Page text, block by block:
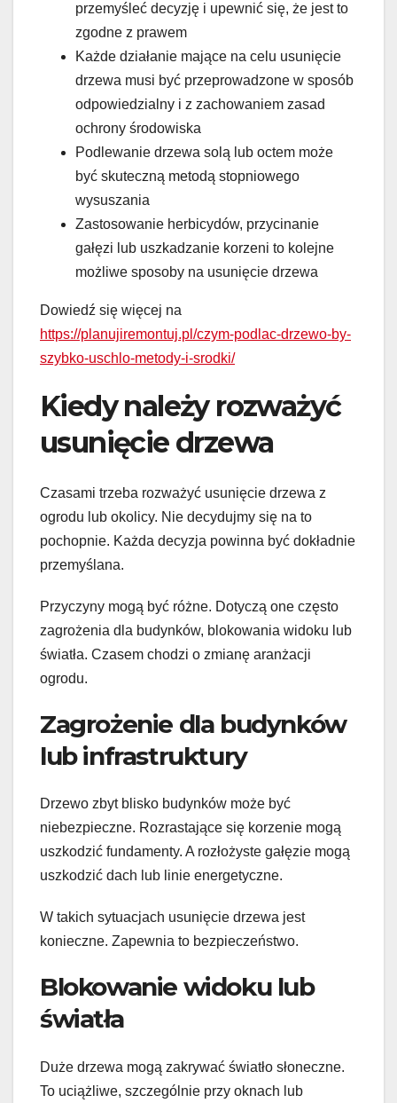
przemyśleć decyzję i upewnić się, że jest to
zgodne z prawem
Każde działanie mające na celu usunięcie
drzewa musi być przeprowadzone w sposób
odpowiedzialny i z zachowaniem zasad
ochrony środowiska
Podlewanie drzewa solą lub octem może
być skuteczną metodą stopniowego
wysuszania
Zastosowanie herbicydów, przycinanie
gałęzi lub uszkadzanie korzeni to kolejne
możliwe sposoby na usunięcie drzewa
Dowiedź się więcej na
https://planujiremontuj.pl/czym-podlac-drzewo-by-
szybko-uschlo-metody-i-srodki/
Kiedy należy rozważyć
usunięcie drzewa
Czasami trzeba rozważyć usunięcie drzewa z
ogrodu lub okolicy. Nie decydujmy się na to
pochopnie. Każda decyzja powinna być dokładnie
przemyślana.
Przyczyny mogą być różne. Dotyczą one często
zagrożenia dla budynków, blokowania widoku lub
światła. Czasem chodzi o zmianę aranżacji
ogrodu.
Zagrożenie dla budynków
lub infrastruktury
Drzewo zbyt blisko budynków może być
niebezpieczne. Rozrastające się korzenie mogą
uszkodzić fundamenty. A rozłożyste gałęzie mogą
uszkodzić dach lub linie energetyczne.
W takich sytuacjach usunięcie drzewa jest
konieczne. Zapewnia to bezpieczeństwo.
Blokowanie widoku lub
światła
Duże drzewa mogą zakrywać światło słoneczne.
To uciążliwe, szczególnie przy oknach lub